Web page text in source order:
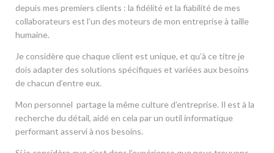
depuis mes premiers clients : la fidélité et la fiabilité de mes
collaborateurs est l’un des moteurs de mon entreprise à taille
humaine.
Je considère que chaque client est unique, et qu’à ce titre je
dois adapter des solutions spécifiques et variées aux besoins
de chacun d’entre eux.
Mon personnel partage la même culture d’entreprise. Il est à la
recherche du détail, aidé en cela par un outil informatique
performant asservi à nos besoins.